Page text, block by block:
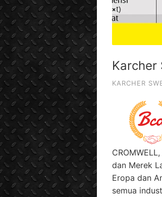
Karcher
KARCHER
dan Merek
Eropa dan
semua